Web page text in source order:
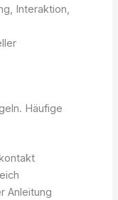
Interaktion,
Häufige
Anleitung